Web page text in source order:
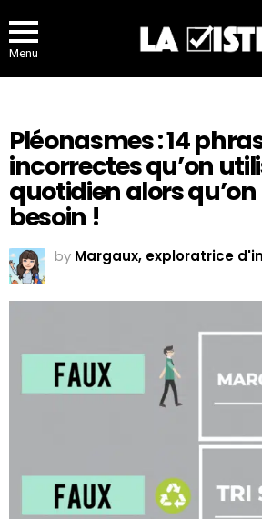
Menu
Pléonasmes : 14
incorrectes qu’on
quotidien alors qu’on
besoin !
by Margaux, exploratrice